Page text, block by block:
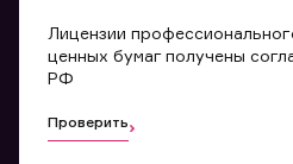
Лицензии
ценных бумаг получены
РФ
Проверить
Заполняя форму вы даете
согласие сполитикой
конфиденциальности и